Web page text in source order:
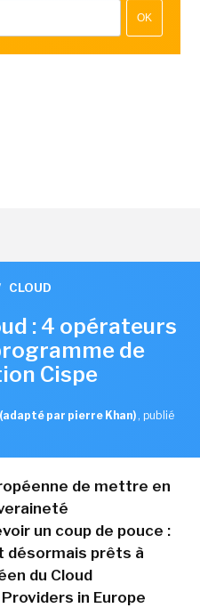
OK
CLOUD
: 4 opérateurs
de
Cispe
par pierre Khan), publié
de mettre en
un coup de pouce :
désormais prêts à
du Cloud
in Europe